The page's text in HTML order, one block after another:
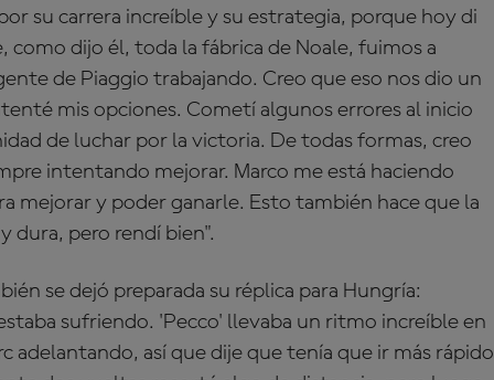
su carrera increíble y su estrategia, porque hoy di
como dijo él, toda la fábrica de Noale, fuimos a
de Piaggio trabajando. Creo que eso nos dio un
mis opciones. Cometí algunos errores al inicio
de luchar por la victoria. De todas formas, creo
intentando mejorar. Marco me está haciendo
mejorar y poder ganarle. Esto también hace que la
dura, pero rendí bien".
se dejó preparada su réplica para Hungría:
sufriendo. 'Pecco' llevaba un ritmo increíble en
adelantando, así que dije que tenía que ir más rápido